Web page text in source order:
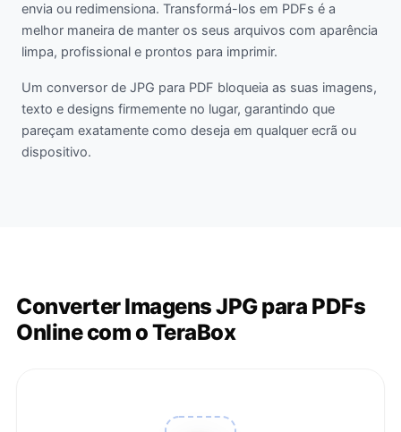
envia ou redimensiona. Transformá-los em PDFs é a
melhor maneira de manter os seus arquivos com aparência
limpa, profissional e prontos para imprimir.
Um conversor de JPG para PDF bloqueia as suas imagens,
texto e designs firmemente no lugar, garantindo que
pareçam exatamente como deseja em qualquer ecrã ou
dispositivo.
Converter Imagens JPG para PDFs
Online com o TeraBox